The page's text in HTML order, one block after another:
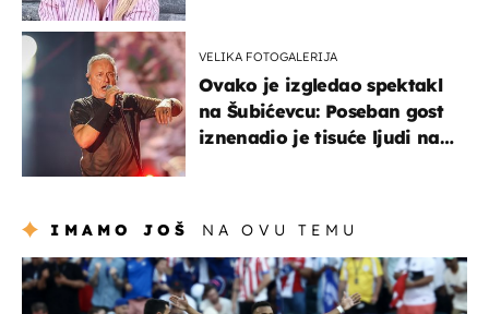
VELIKA FOTOGALERIJA
Ovako je izgledao spektakl
na Šubićevcu: Poseban gost
iznenadio je tisuće ljudi na
IMAMO JOŠ NA OVU TEMU
svjetsko prvenstvo 2026